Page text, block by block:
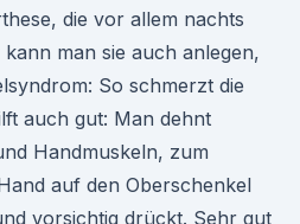
die vor allem nachts
man sie auch anlegen,
So schmerzt die
auch gut: Man dehnt
Handmuskeln, zum
auf den Oberschenkel
vorsichtig drückt. Sehr gut